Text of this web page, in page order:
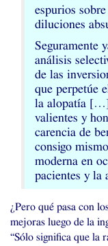
espurios
diluciones
Seguramente
análisis
de las
que perpetúe
la alopatía
valientes y
carencia de
consigo
moderna en
pacientes y la
¿Pero qué pasa con
mejoras luego de la
“Sólo significa que la